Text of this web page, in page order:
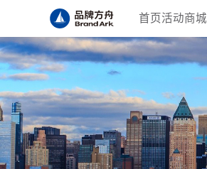
首页 活动商城